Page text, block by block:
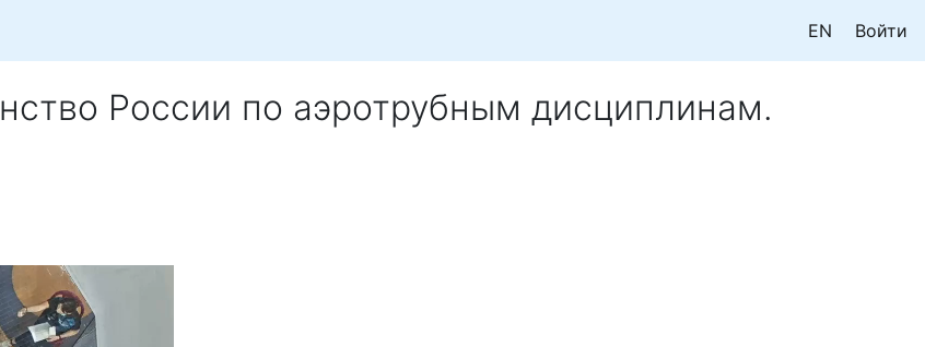
EN Войти
России по аэротрубным дисциплинам.